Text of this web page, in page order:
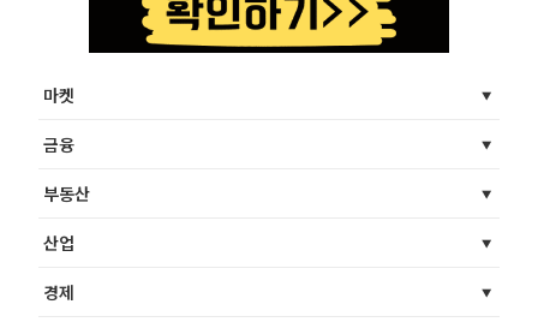
마켓
금융
부동산
산업
경제